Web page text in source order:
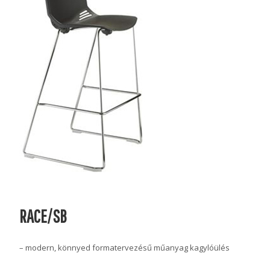
RACE/SB
– modern, könnyed formatervezésű műanyag kagylóülés